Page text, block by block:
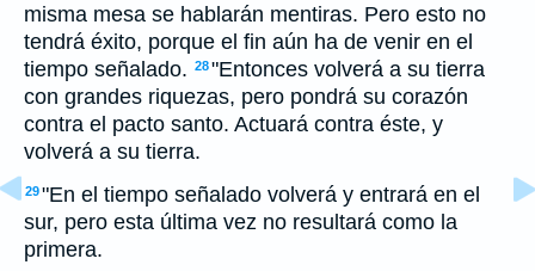
misma mesa se hablarán mentiras. Pero esto no
tendrá éxito, porque el fin aún ha de venir en el
tiempo señalado. 28"Entonces volverá a su tierra
con grandes riquezas, pero pondrá su corazón
contra el pacto santo. Actuará contra éste, y
volverá a su tierra.
29"En el tiempo señalado volverá y entrará en el
sur, pero esta última vez no resultará como la
primera.